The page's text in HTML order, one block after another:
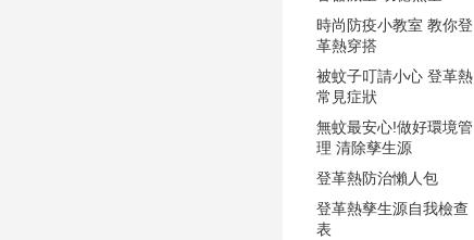
時尚防疫小教室 教你登
革熱穿搭
被蚊子叮請小心 登革熱
常見症狀
無蚊最安心!做好環境管
理 清除孳生源
登革熱防治懶人包
登革熱孳生源自我檢查
表